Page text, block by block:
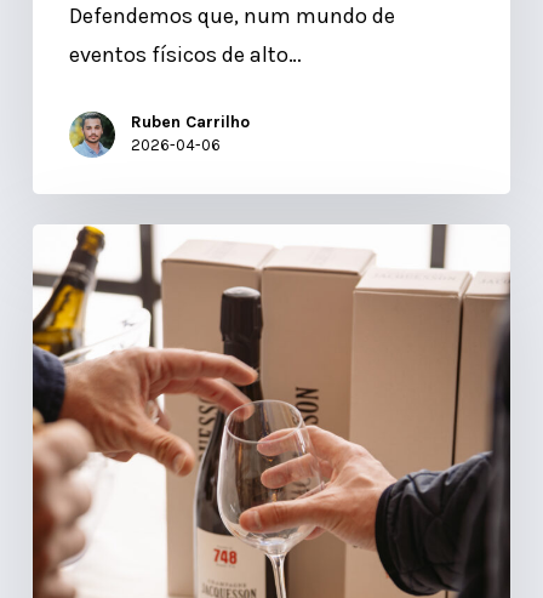
Defendemos que, num mundo de
eventos físicos de alto…
Ruben Carrilho
2026-04-06
Futuro
das
Provas
Vinho:
Como
Tecnologia
Invisível